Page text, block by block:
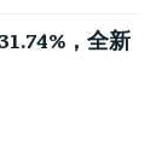
，全新